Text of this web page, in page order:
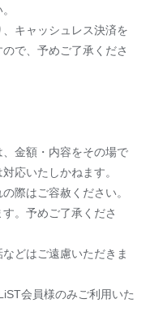
キャッシュレス決済を
で、予めご了承くださ
金額・内容をその場で
応いたしかねます。
際はご容赦ください。
。予めご了承くださ
どはご遠慮いただきま
会員様のみご利用いた